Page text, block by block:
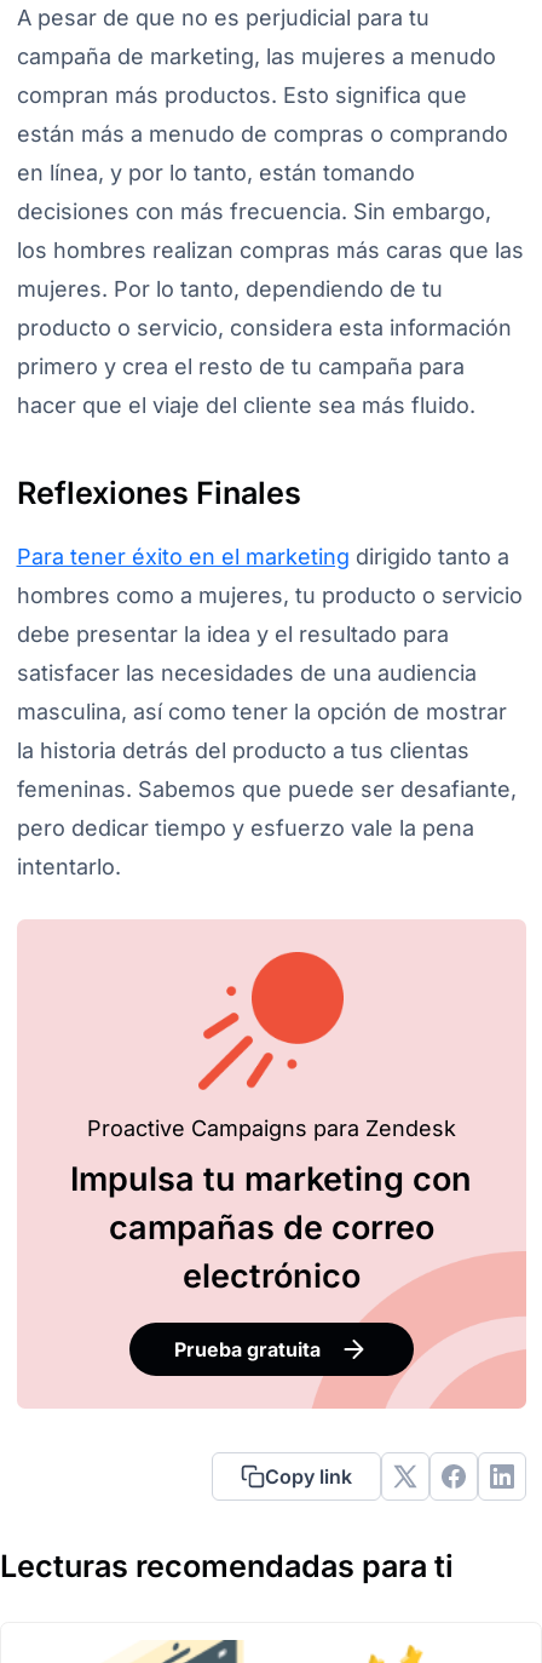
A pesar de que no es perjudicial para tu
campaña de marketing, las mujeres a menudo
compran más productos. Esto significa que
están más a menudo de compras o comprando
en línea, y por lo tanto, están tomando
decisiones con más frecuencia. Sin embargo,
los hombres realizan compras más caras que las
mujeres. Por lo tanto, dependiendo de tu
producto o servicio, considera esta información
primero y crea el resto de tu campaña para
hacer que el viaje del cliente sea más fluido.
Reflexiones Finales
Para tener éxito en el marketing dirigido tanto a
hombres como a mujeres, tu producto o servicio
debe presentar la idea y el resultado para
satisfacer las necesidades de una audiencia
masculina, así como tener la opción de mostrar
la historia detrás del producto a tus clientas
femeninas. Sabemos que puede ser desafiante,
pero dedicar tiempo y esfuerzo vale la pena
intentarlo.
Proactive Campaigns para Zendesk
Impulsa tu marketing con
campañas de correo
electrónico
Prueba gratuita
Copy link
Lecturas recomendadas para ti